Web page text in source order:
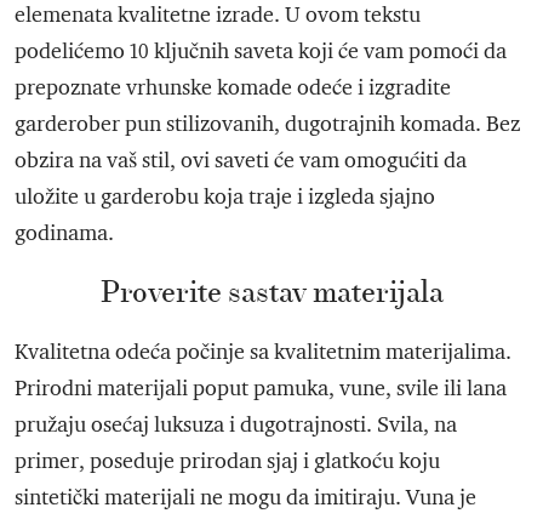
elemenata kvalitetne izrade. U ovom tekstu
podelićemo 10 ključnih saveta koji će vam pomoći da
prepoznate vrhunske komade odeće i izgradite
garderober pun stilizovanih, dugotrajnih komada. Bez
obzira na vaš stil, ovi saveti će vam omogućiti da
uložite u garderobu koja traje i izgleda sjajno
godinama.
Proverite sastav materijala
Kvalitetna odeća počinje sa kvalitetnim materijalima.
Prirodni materijali poput pamuka, vune, svile ili lana
pružaju osećaj luksuza i dugotrajnosti. Svila, na
primer, poseduje prirodan sjaj i glatkoću koju
sintetički materijali ne mogu da imitiraju. Vuna je